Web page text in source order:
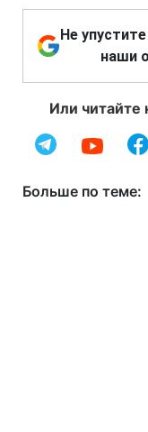
Не
наши
Или читайте
Больше по теме: